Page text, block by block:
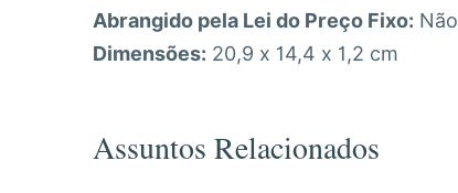
Abrangido pela Lei do Preço Fixo: Não
Dimensões: 20,9 x 14,4 x 1,2 cm
Assuntos Relacionados